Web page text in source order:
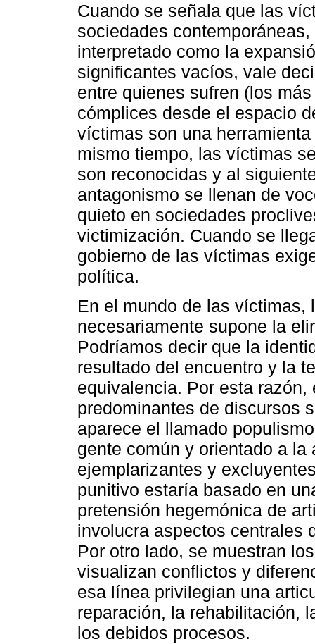
Cuando se señala que las
sociedades
interpretado como la
significantes vacíos, vale
entre quienes sufren (los
cómplices desde el espacio
víctimas son una
mismo tiempo, las víctimas
son reconocidas y al
antagonismo se llenan de
quieto en sociedades
victimización. Cuando se
gobierno de las víctimas
política.
En el mundo de las
necesariamente supone la
Podríamos decir que la
resultado del encuentro y la
equivalencia. Por esta
predominantes de discursos
aparece el llamado
gente común y orientado a
ejemplarizantes y
punitivo estaría basado en
pretensión hegemónica de
involucra aspectos centrales
Por otro lado, se muestran
visualizan conflictos y
esa línea privilegian una
reparación, la rehabilitación,
los debidos procesos.